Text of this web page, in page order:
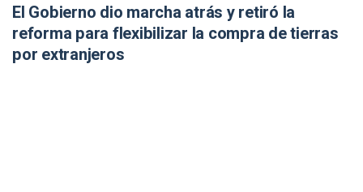
El Gobierno dio marcha atrás y retiró la
reforma para flexibilizar la compra de tierras
por extranjeros